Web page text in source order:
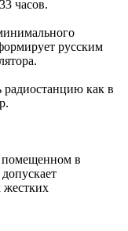
часов.
русским
радиостанцию как в
в
жестких